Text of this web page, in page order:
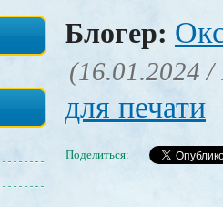
Блогер:
(16.01.2024 /
для печати
Поделиться: